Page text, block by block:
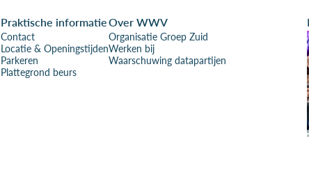
Praktische informatie
Contact
Locatie & Openingstijden
Parkeren
Plattegrond beurs
Over WWV
Organisatie Groep Zuid
Werken bij
Waarschuwing datapartijen